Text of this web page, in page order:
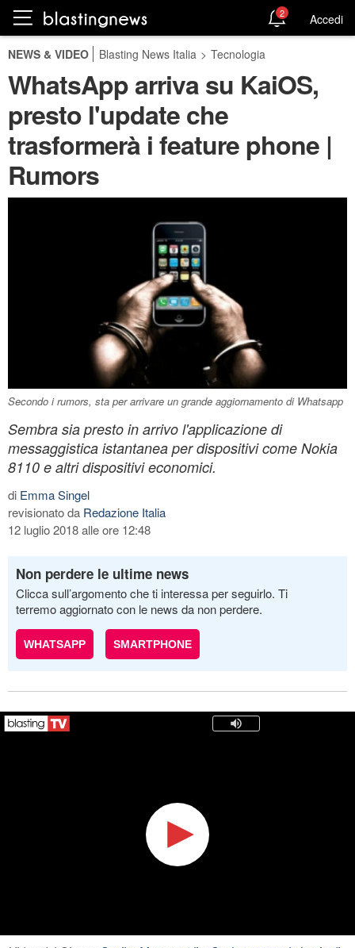
2 Accedi
NEWS & VIDEO Blasting News Italia > Tecnologia
WhatsApp arriva su KaiOS,
presto l'update che
trasformerà i feature phone |
Rumors
Secondo i rumors, sta per arrivare un grande aggiornamento di Whatsapp
Sembra sia presto in arrivo l'applicazione di
messaggistica istantanea per dispositivi come Nokia
8110 e altri dispositivi economici.
di Emma Singel
revisionato da Redazione Italia
12 luglio 2018 alle ore 12:48
Non perdere le ultime news
Clicca sull’argomento che ti interessa per seguirlo. Ti
terremo aggiornato con le news da non perdere.
WHATSAPP SMARTPHONE